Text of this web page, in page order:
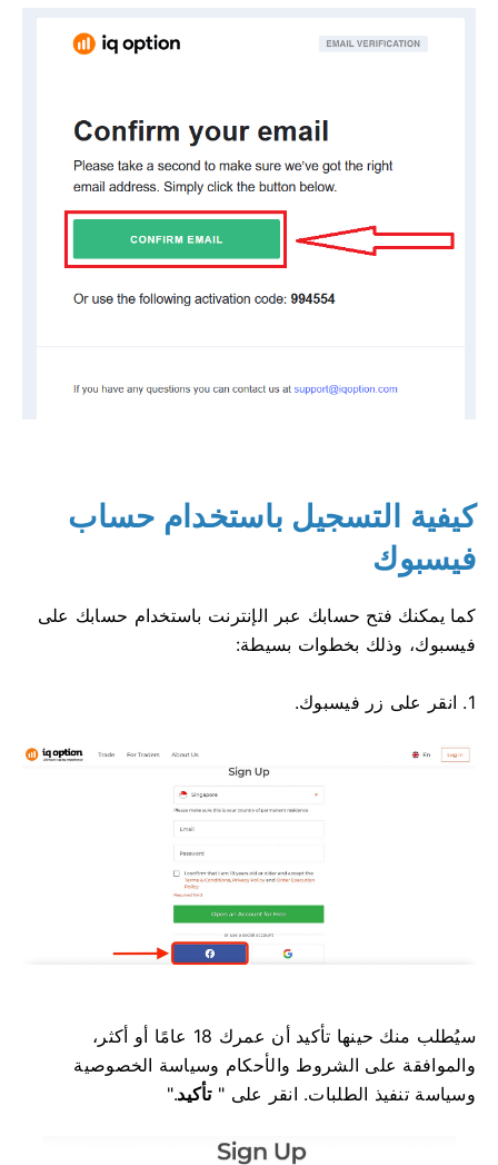
كيفية التسجيل باستخدام حساب
فيسبوك
كما يمكنك فتح حسابك عبر الإنترنت باستخدام حسابك على
فيسبوك، وذلك بخطوات بسيطة:
1. انقر على زر فيسبوك.
سيُطلب منك حينها تأكيد أن عمرك 18 عامًا أو أكثر،
والموافقة على الشروط والأحكام وسياسة الخصوصية
وسياسة تنفيذ الطلبات. انقر على "تأكيد".